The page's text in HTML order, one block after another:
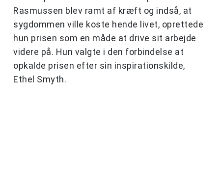
Rasmussen blev ramt af kræft og indså, at
sygdommen ville koste hende livet, oprettede
hun prisen som en måde at drive sit arbejde
videre på. Hun valgte i den forbindelse at
opkalde prisen efter sin inspirationskilde,
Ethel Smyth.